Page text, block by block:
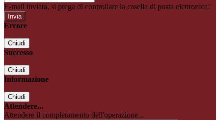
E-mail inviata, si prega di controllare la casella di posta elettronica!
Errore
Chiudi
Successo
Chiudi
Informazione
Chiudi
Attendere...
Attendere il completamento dell'operazione...